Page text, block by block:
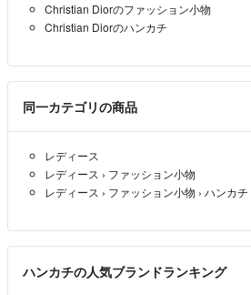
Christian Diorのファッション小物
Christian Diorのハンカチ
同一カテゴリの商品
レディース
レディース › ファッション小物
レディース › ファッション小物 › ハンカチ
ハンカチの人気ブランドランキング